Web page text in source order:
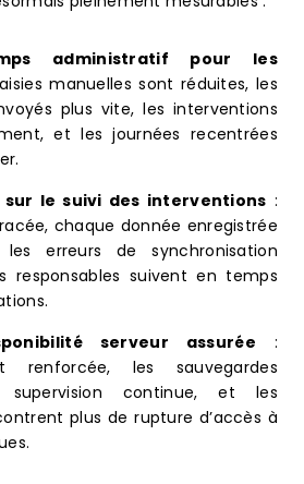
administratif pour les
manuelles sont réduites, les
plus vite, les interventions
et les journées recentrées
le suivi des interventions :
chaque donnée enregistrée
les erreurs de synchronisation
responsables suivent en temps
serveur assurée :
renforcée, les sauvegardes
supervision continue, et les
plus de rupture d’accès à